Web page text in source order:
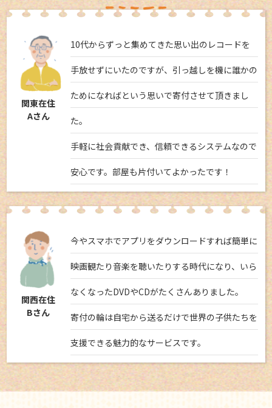
関東在住
Aさん
10代からずっと集めてきた思い出のレコードを
手放せずにいたのですが、引っ越しを機に誰かの
ためになればという思いで寄付させて頂きまし
た。
手軽に社会貢献でき、信頼できるシステムなので
安心です。部屋も片付いてよかったです！
関西在住
Bさん
今やスマホでアプリをダウンロードすれば簡単に
映画観たり音楽を聴いたりする時代になり、いら
なくなったDVDやCDがたくさんありました。
寄付の輪は自宅から送るだけで世界の子供たちを
支援できる魅力的なサービスです。